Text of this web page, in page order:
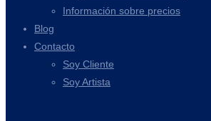
Información sobre precios
Blog
Contacto
Soy Cliente
Soy Artista